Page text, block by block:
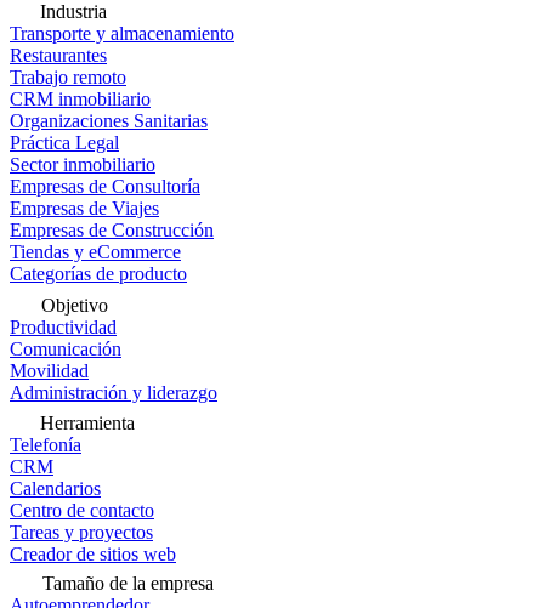
Industria
Transporte y almacenamiento
Restaurantes
Trabajo remoto
CRM inmobiliario
Organizaciones Sanitarias
Práctica Legal
Sector inmobiliario
Empresas de Consultoría
Empresas de Viajes
Empresas de Construcción
Tiendas y eCommerce
Categorías de producto
Objetivo
Productividad
Comunicación
Movilidad
Administración y liderazgo
Herramienta
Telefonía
CRM
Calendarios
Centro de contacto
Tareas y proyectos
Creador de sitios web
Tamaño de la empresa